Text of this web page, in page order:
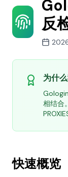
反
为什
相结合
快速概览